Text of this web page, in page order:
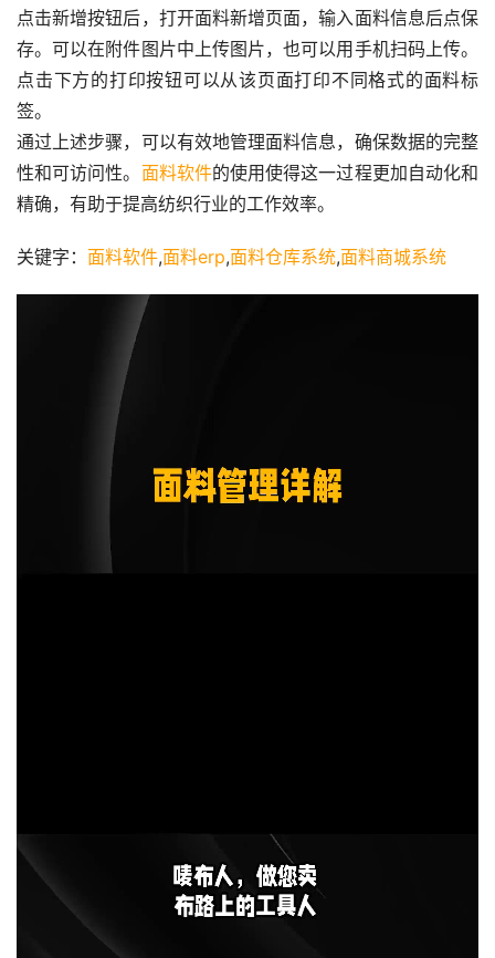
点击新增按钮后，打开面料新增页面，输入面料信息后点保
存。可以在附件图片中上传图片，也可以用手机扫码上传。
点击下方的打印按钮可以从该页面打印不同格式的面料标
签。
通过上述步骤，可以有效地管理面料信息，确保数据的完整
性和可访问性。 面料软件的使用使得这一过程更加自动化和
精确，有助于提高纺织行业的工作效率。
关键字： 面料软件,面料erp,面料仓库系统,面料商城系统